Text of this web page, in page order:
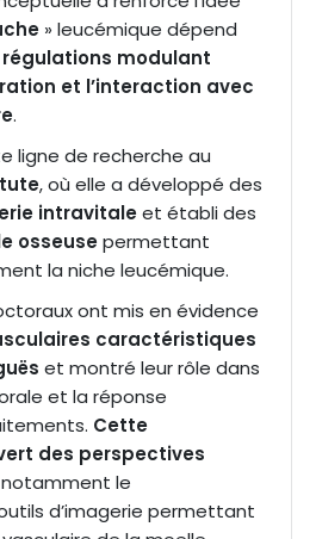
» leucémique dépend
modulant
et l’interaction avec
.
ligne de recherche au
, où elle a développé des
intravitaleet établi des
osseusepermettant
la niche leucémique.
ont mis en évidence
caractéristiques
et montré leur rôle dans
et la réponse
Cette
des perspectives
notamment le
d’imagerie permettant